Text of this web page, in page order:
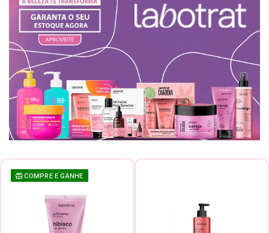
COMPRE E GANHE